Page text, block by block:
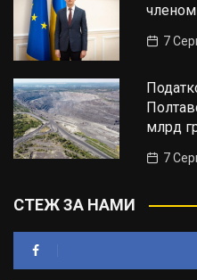
членом
7
млрд
7
СТЕЖ ЗА НАМИ